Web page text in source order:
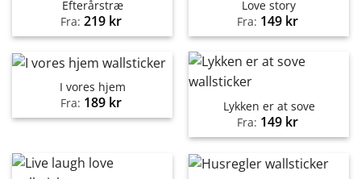
Efterårstræ
Fra: 219 kr
Love story
Fra: 149 kr
I vores hjem
Fra: 189 kr
Lykken er at sove
Fra: 149 kr